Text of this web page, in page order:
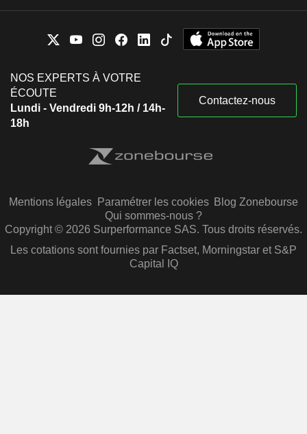
NOS EXPERTS À VOTRE
ÉCOUTE
Lundi - Vendredi 9h-12h / 14h-
18h
Contactez-nous
Mentions légales Paramétrer les cookies Blog Zonebourse
Qui sommes-nous ?
Copyright © 2026 Surperformance SAS. Tous droits réservés.
Les cotations sont fournies par Factset, Morningstar et S&P
Capital IQ